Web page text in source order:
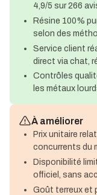
4,9/5 sur 266
Résine 100%
selon des
Service client
direct via chat,
Contrôles
les métaux
À améliorer
Prix unitaire
concurrents du
Disponibilité
officiel, sans
Goût terreux et